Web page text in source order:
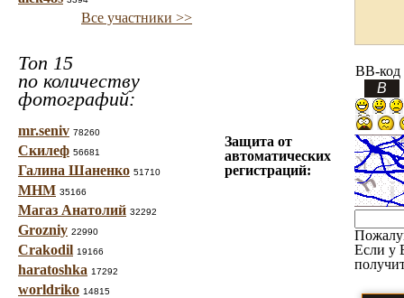
Все участники >>
Топ 15
по количеству
фотографий:
mr.seniv 78260
Скилеф 56681
Галина Шаненко 51710
МНМ 35166
Магаз Анатолий 32292
Grozniy 22990
Crakodil 19166
haratoshka 17292
worldriko 14815
BB-код
Защита от
автоматических
регистраций:
Если у